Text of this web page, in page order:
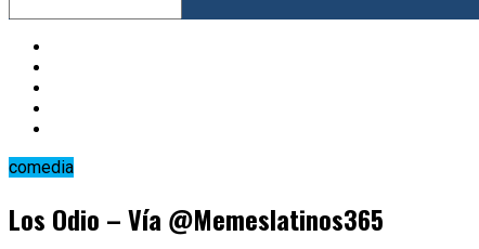
comedia
Los Odio – Vía @Memeslatinos365